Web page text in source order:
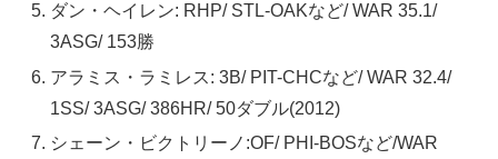
ダン・ヘイレン: RHP/ STL-OAKなど/ WAR 35.1/
3ASG/ 153勝
アラミス・ラミレス: 3B/ PIT-CHCなど/ WAR 32.4/
1SS/ 3ASG/ 386HR/ 50ダブル(2012)
シェーン・ビクトリーノ:OF/ PHI-BOSなど/WAR